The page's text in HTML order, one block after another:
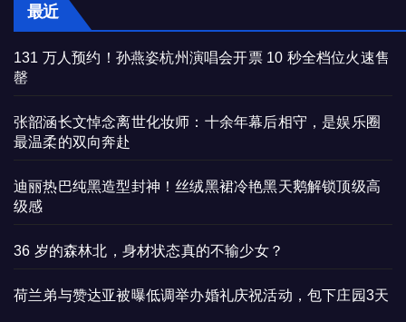
最近
131 万人预约！孙燕姿杭州演唱会开票 10 秒全档位火速售
罄
张韶涵长文悼念离世化妆师：十余年幕后相守，是娱乐圈
最温柔的双向奔赴
迪丽热巴纯黑造型封神！丝绒黑裙冷艳黑天鹅解锁顶级高
级感
36 岁的森林北，身材状态真的不输少女？
荷兰弟与赞达亚被曝低调举办婚礼庆祝活动，包下庄园3天